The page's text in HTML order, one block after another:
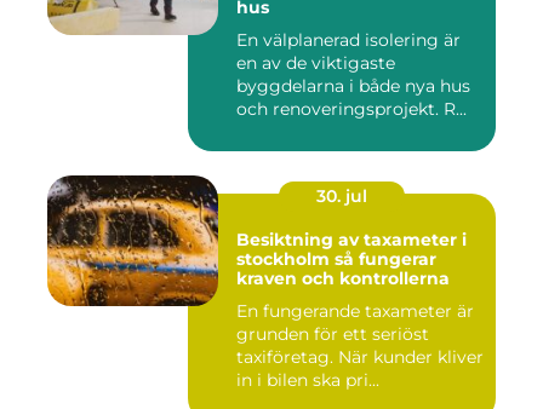
hus
En välplanerad isolering är
en av de viktigaste
byggdelarna i både nya hus
och renoveringsprojekt. R...
30. jul
Besiktning av taxameter i
stockholm så fungerar
kraven och kontrollerna
En fungerande taxameter är
grunden för ett seriöst
taxiföretag. När kunder kliver
in i bilen ska pri...